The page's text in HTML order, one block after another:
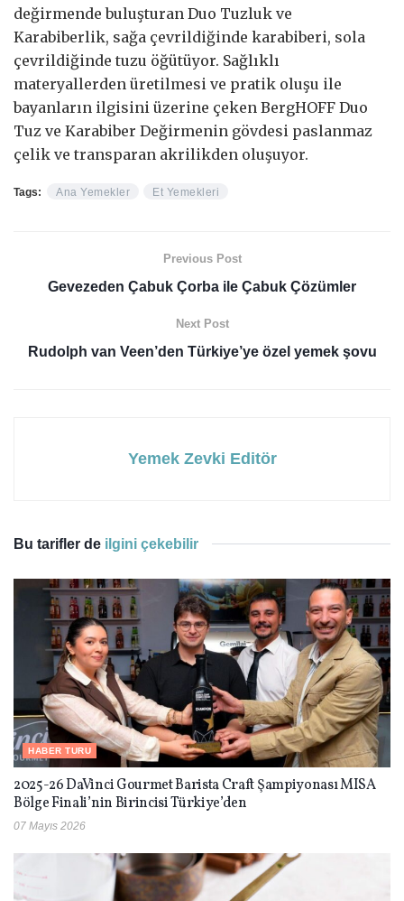
değirmende buluşturan Duo Tuzluk ve
Karabiberlik, sağa çevrildiğinde karabiberi, sola
çevrildiğinde tuzu öğütüyor. Sağlıklı
materyallerden üretilmesi ve pratik oluşu ile
bayanların ilgisini üzerine çeken BergHOFF Duo
Tuz ve Karabiber Değirmenin gövdesi paslanmaz
çelik ve transparan akrilikden oluşuyor.
Tags: Ana Yemekler Et Yemekleri
Previous Post
Gevezeden Çabuk Çorba ile Çabuk Çözümler
Next Post
Rudolph van Veen’den Türkiye’ye özel yemek şovu
Yemek Zevki Editör
Bu tarifler de ilgini çekebilir
HABER TURU
2025-26 DaVinci Gourmet Barista Craft Şampiyonası MISA
Bölge Finali’nin Birincisi Türkiye’den
07 Mayıs 2026